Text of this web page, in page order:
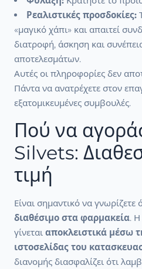
Ρεαλιστικές προσδοκίες:
«μαγικό χάπι» και απαιτεί
διατροφή, άσκηση και
αποτελεσμάτων.
Αυτές οι πληροφορίες δεν
Πάντα να ανατρέχετε στον
εξατομικευμένες συμβουλές.
Πού να
Silvets:
τιμή
Είναι σημαντικό να γνωρίζετε
διαθέσιμο στα φαρμακεία. Η
γίνεται αποκλειστικά μέσω
ιστοσελίδας του
διανομής διασφαλίζει ότι